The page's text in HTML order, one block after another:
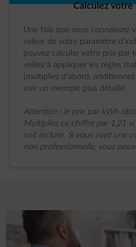
Calculez
Une fois que vous connaissez
valeur de votre paramètre
pouvez calculer votre prix par
veillez à appliquer les règles
(multipliez d'abord,
voir un exemple plus détaillé.
Attention : le prix par kWh
Multipliez ce chiffre par 1,21 si
soit incluse. Si vous avez une
non professionnelle, vous